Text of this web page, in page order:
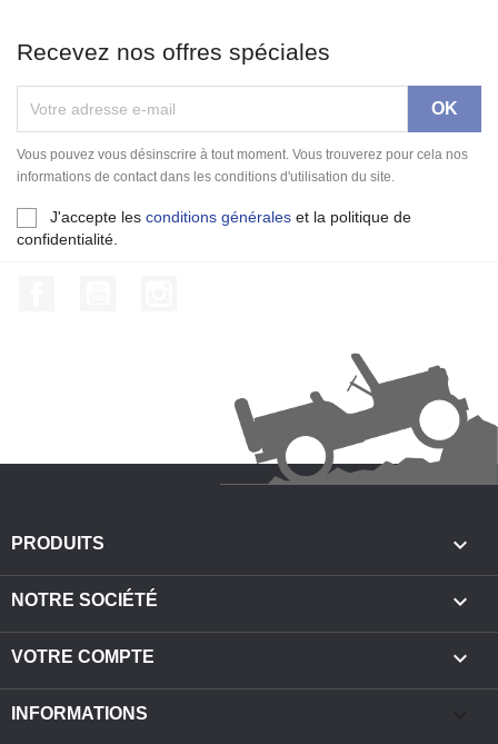
Recevez nos offres spéciales
Vous pouvez vous désinscrire à tout moment. Vous trouverez pour cela nos
informations de contact dans les conditions d'utilisation du site.
J'accepte les conditions générales et la politique de
confidentialité.
PRODUITS 
NOTRE SOCIÉTÉ 
VOTRE COMPTE 
INFORMATIONS